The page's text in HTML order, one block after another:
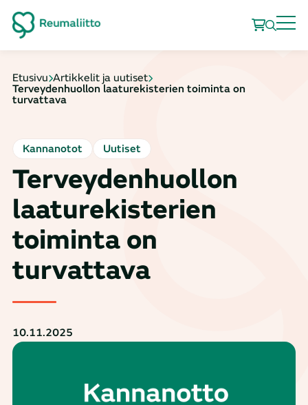
Etusivu Artikkelit ja uutiset
Terveydenhuollon laaturekisterien toiminta on
turvattava
Kannanotot Uutiset
Terveydenhuollon
laaturekisterien
toiminta on
turvattava
10.11.2025